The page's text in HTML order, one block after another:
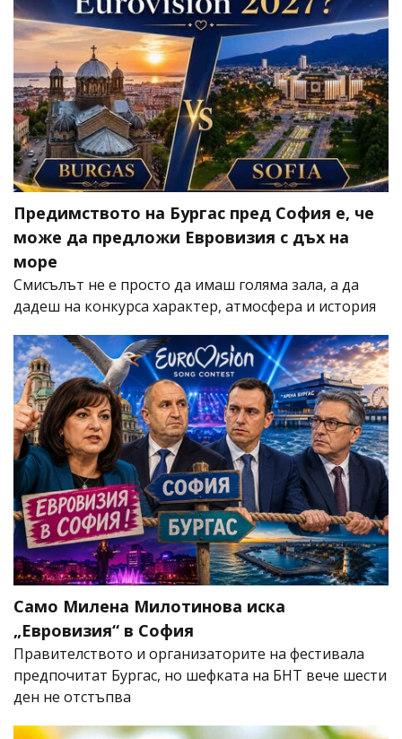
Предимството на Бургас пред София е, че
може да предложи Евровизия с дъх на
море
Смисълът не е просто да имаш голяма зала, а да
дадеш на конкурса характер, атмосфера и история
Само Милена Милотинова иска
„Евровизия“ в София
Правителството и организаторите на фестивала
предпочитат Бургас, но шефката на БНТ вече шести
ден не отстъпва